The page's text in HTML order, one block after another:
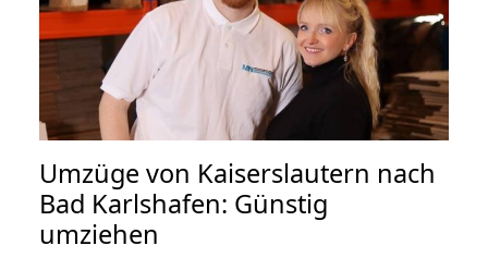
Umzüge von Kaiserslautern nach
Bad Karlshafen: Günstig
umziehen